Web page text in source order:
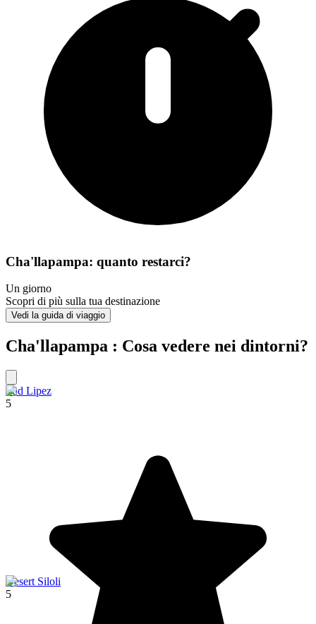
Cha'llapampa: quanto restarci?
Un giorno
Scopri di più sulla tua destinazione
Vedi la guida di viaggio
Cha'llapampa : Cosa vedere nei dintorni?
Sud Lipez
5
Desert Siloli
5